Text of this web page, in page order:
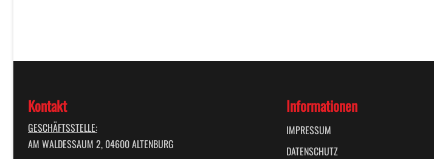
Kontakt
GESCHÄFTSSTELLE:
AM WALDESSAUM 2, 04600 ALTENBURG
Informationen
IMPRESSUM
DATENSCHUTZ